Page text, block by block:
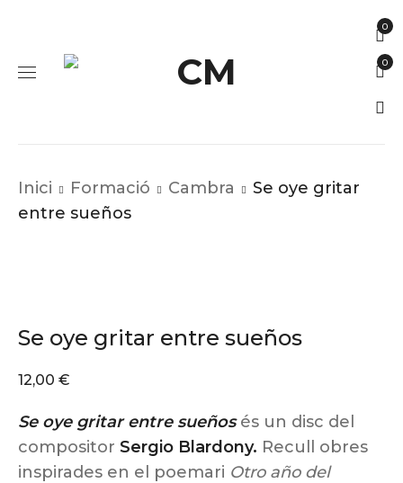
0
0
Inici Formació Cambra
Se oye gritar
entre sueños
Se oye gritar entre sueños
12,00 €
Se oye gritar entre sueñosés un disc del
compositor Sergio Blardony. Recull obres
inspirades en el poemari Otro año del